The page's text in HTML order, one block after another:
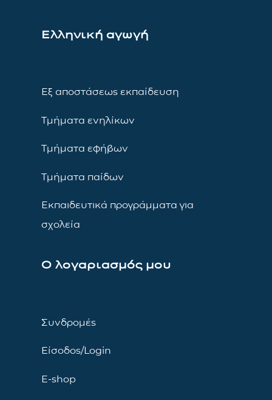
Ελληνική αγωγή
Εξ αποστάσεως εκπαίδευση
Τμήματα ενηλίκων
Τμήματα εφήβων
Τμήματα παίδων
Εκπαιδευτικά προγράμματα για
σχολεία
Ο λογαριασμός μου
Συνδρομές
Είσοδος/Login
E-shop